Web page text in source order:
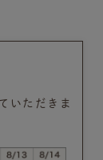
いただきま